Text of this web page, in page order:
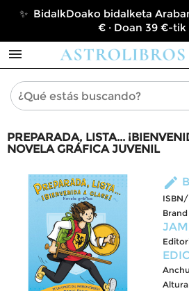
✨ BidalkDoako bidalketa
€ · Doan 39 €-tik

PREPARADA, LISTA...
NOVELA GRÁFICA JUVENIL
edit
ISBN/
Brand